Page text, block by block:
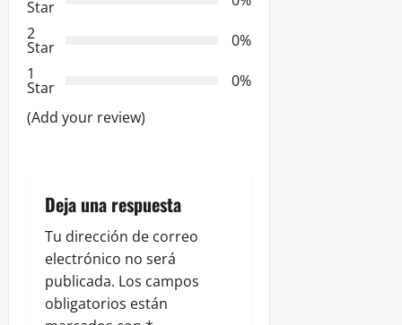
d
e
e
t
r
a
d
Star
2
Star
0%
1
Star
0%
(Add your review)
Deja una respuesta
Tu dirección de correo
electrónico no será
publicada. Los campos
obligatorios están